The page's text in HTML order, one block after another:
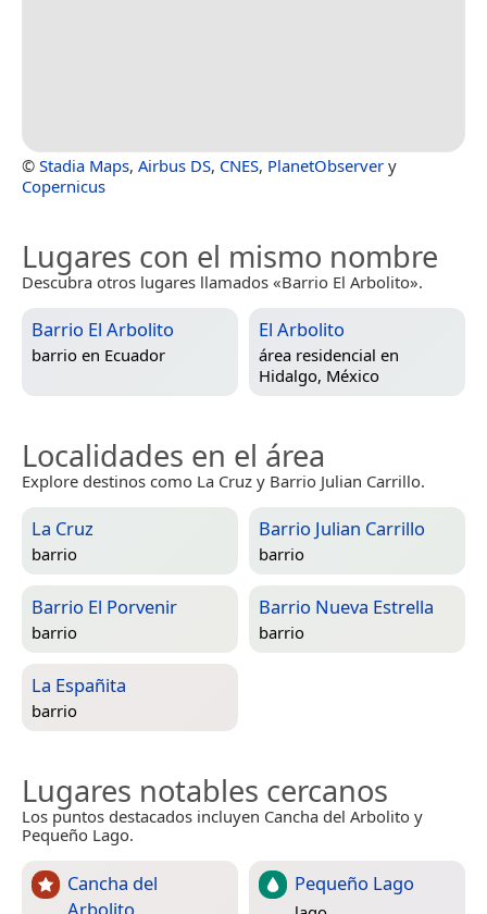
© Stadia Maps, Airbus DS, CNES, PlanetObserver y
Copernicus
Lugares con el mismo nombre
Descubra otros lugares llamados «Barrio El Arbolito».
Barrio El Arbolito
barrio en Ecuador
El Arbolito
área residencial en
Hidalgo, México
Localidades en el área
Explore destinos como La Cruz y Barrio Julian Carrillo.
La Cruz
barrio
Barrio Julian Carrillo
barrio
Barrio El Porvenir
barrio
Barrio Nueva Estrella
barrio
La Españita
barrio
Lugares notables cercanos
Los puntos destacados incluyen Cancha del Arbolito y
Pequeño Lago.
Cancha del
Pequeño Lago